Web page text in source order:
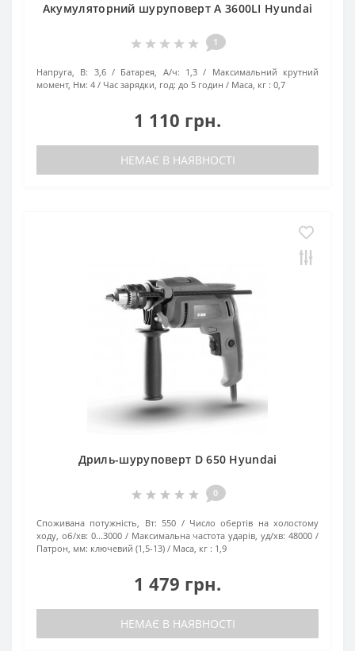
Акумуляторний шуруповерт A 3600LI Hyundai
1
Напруга, В: 3,6 Батарея, А/ч: 1,3
Максимальний крутний
момент, Нм: 4 Час зарядки, год: до 5 годин Маса, кг : 0,7
1 110 грн.
НЕМАЄ В НАЯВНОСТІ
Дриль-шуруповерт D 650 Hyundai
0
Споживана потужність, Вт: 550
Число обертів на холостому
ходу, об/хв: 0...3000 Максимальна частота ударів, уд/хв: 48000
Патрон, мм: ключевий (1,5-13) Маса, кг : 1,9
1 479 грн.
НЕМАЄ В НАЯВНОСТІ